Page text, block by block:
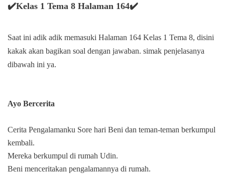
✔️Kelas 1 Tema 8 Halaman 164✔️
Saat ini adik adik memasuki Halaman 164 Kelas 1 Tema 8, disini
kakak akan bagikan soal dengan jawaban. simak penjelasanya
dibawah ini ya.
Ayo Bercerita
Cerita Pengalamanku Sore hari Beni dan teman-teman berkumpul
kembali.
Mereka berkumpul di rumah Udin.
Beni menceritakan pengalamannya di rumah.